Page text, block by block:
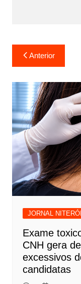
Navegação
de
Post
Anterior
JORNAL NITERÓI
Exame
CNH gera
excessivos
candidatas